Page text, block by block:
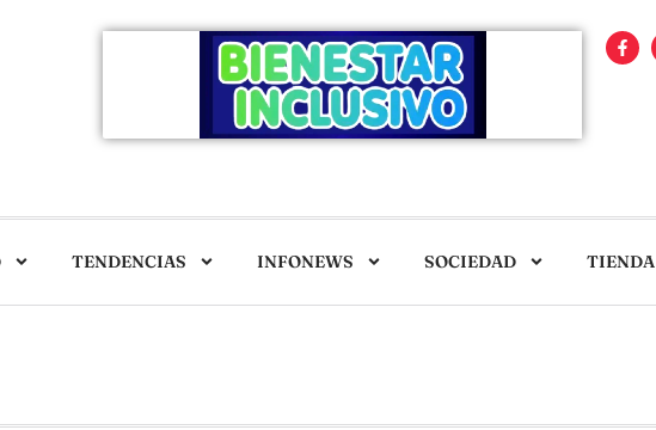
TENDENCIAS INFONEWS SOCIEDAD TIENDA